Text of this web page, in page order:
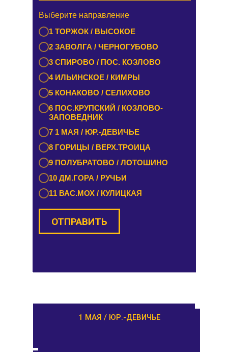
Выберите направление
ЭММАУСС
2 ЛИХОСЛАВЛЬ / КАЛАШНИКОВО
3 ЕМЕЛЬЯНОВО / СТАРИЦА
4 ТУРГИНОВО / ЗАПОВЕДНИК
5 КАШИН / КАЛЯЗИН
6 РАМЕШКИ / НИКОЛЬСКОЕ
РАМЕШКИ / НИКОЛЬСКОЕ
1 МАЯ / ЮР.-ДЕВИЧЬЕ
Выберите направление
1 ТОРЖОК / ВЫСОКОЕ
2 ЗАВОЛГА / ЧЕРНОГУБОВО
3 СПИРОВО / ПОС. КОЗЛОВО
4 ИЛЬИНСКОЕ / КИМРЫ
5 КОНАКОВО / СЕЛИХОВО
6 ПОС.КРУПСКИЙ / КОЗЛОВО-
ЗАПОВЕДНИК
7 1 МАЯ / ЮР.-ДЕВИЧЬЕ
8 ГОРИЦЫ / ВЕРХ.ТРОИЦА
9 ПОЛУБРАТОВО / ЛОТОШИНО
10 ДМ.ГОРА / РУЧЬИ
11 ВАС.МОХ / КУЛИЦКАЯ
ОТПРАВИТЬ